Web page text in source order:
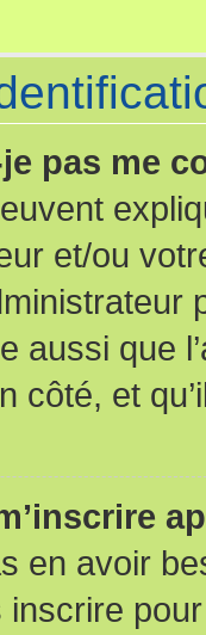
pas me
et/ou
aussi que
côté, et
en avoir